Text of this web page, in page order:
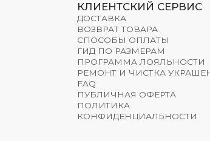
КЛИЕНТСКИЙ СЕРВИС
ДОСТАВКА
ВОЗВРАТ ТОВАРА
СПОСОБЫ ОПЛАТЫ
ГИД ПО РАЗМЕРАМ
ПРОГРАММА ЛОЯЛЬНОСТИ
РЕМОНТ И ЧИСТКА
FAQ
ПУБЛИЧНАЯ ОФЕРТА
ПОЛИТИКА
КОНФИДЕНЦИАЛЬНОСТИ